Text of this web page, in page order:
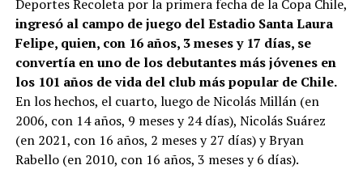
Deportes Recoleta por la primera fecha de la Copa Chile,
ingresó al campo de juego del Estadio Santa Laura
Felipe, quien, con 16 años, 3 meses y 17 días, se
convertía en uno de los debutantes más jóvenes en
los 101 años de vida del club más popular de Chile.
En los hechos, el cuarto, luego de Nicolás Millán (en
2006, con 14 años, 9 meses y 24 días), Nicolás Suárez
(en 2021, con 16 años, 2 meses y 27 días) y Bryan
Rabello (en 2010, con 16 años, 3 meses y 6 días).